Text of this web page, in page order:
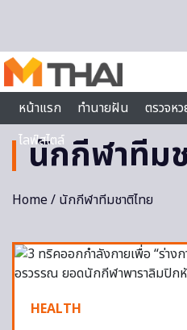
หน้าแรก
ทำนายฝัน ตรวจหว
ไลฟ์สไตล์
นักกีฬาทีม
Home/ นักกีฬาทีมชาติไทย
HEALTH